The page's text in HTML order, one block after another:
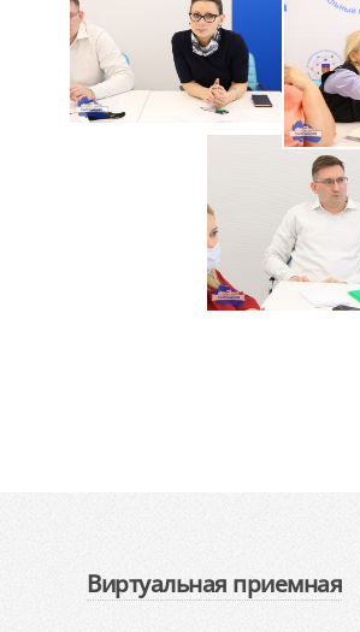
Виртуальная приемная